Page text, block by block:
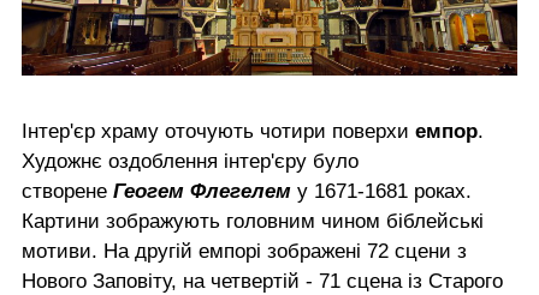
Інтер'єр храму оточують чотири поверхи емпор.
Художнє оздоблення інтер'єру було
створене Геогем Флегелем у 1671-1681 роках.
Картини зображують головним чином біблейські
мотиви. На другій емпорі зображені 72 сцени з
Нового Заповіту, на четвертій - 71 сцена із Старого